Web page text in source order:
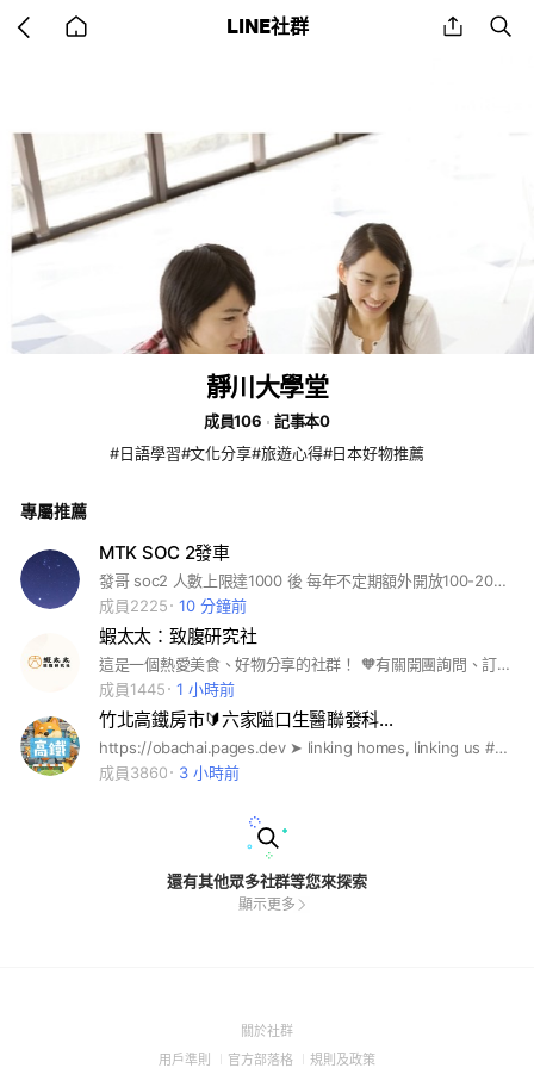
back LINE社群 share
靜川大學堂
成員106
記事本0
#日語學習#文化分享#旅遊心得#日本好物推薦
專屬推薦
MTK SOC 2發車
發哥 soc2 人數上限達1000 後 每年不定期額外開放100-200名額
成員2225
10 分鐘前
蝦太太：致腹研究社
這是一個熱愛美食、好物分享的社群！ 🧡有關開團詢問、訂單問題，請line官方（@mrsshrimp）
成員1445
1 小時前
竹北高鐵房市🔰六家隘口生醫聯發科…
https://obachai.pages.dev ➤ linking homes, linking us #歐巴柴 #新青安 #央行第七波 #限貸令 #信用管制 #虛坪改革 #實坪制 #台積宅 #都更 #實價登錄 #房地合一 #囤房稅 #竹北預售屋 #竹北新成屋 #竹北中古屋 #竹北二手屋 #竹科購屋 #竹北買房 #竹北租房 #竹北首購 #竹北換屋 #竹北大樓 #竹北透天 #竹北重劃區 #竹北宏匯 #竹科效應 #竹北買房 #竹科生活圈 #竹北蛋黃區 #竹科廠區 #台元租屋 #寶佳 #佳陞 #佳展 #佳泰 #佳群 #佳晟 #佳福 #佳昂 #佳順 #佳鈜 #佳鏵 #佳昕 #佳瓚 #佳友 #佳峻 #佳鋐 #佳瑞 #櫻花 #皇普 #合康 #和築 #鴻築 #合新 #坤山 #大硯 #合石 #惠宇 #昌益 #豐邑 #新家華 #浩瀚 #德鑫 #鼎毅 #禾寅 #澤緣 #富宇 #椰林 #新業 #鴻柏 #鴻慶 #金弘 #紅樹 #韋順 #展才 #展藝 #上德 #美居 #又一山 #旭唐 #富源 #富廣 #源富 #竹慶 #海悅
成員3860
3 小時前
還有其他眾多社群等您來探索
顯示更多
關於社群(Open
用戶準則 (Open
官方部落格 (Open
規則及政策(Open